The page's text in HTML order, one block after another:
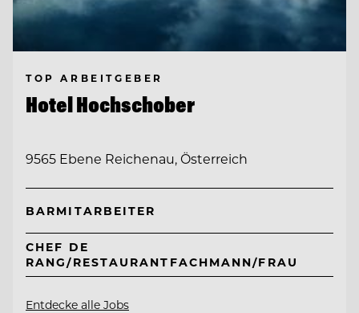
TOP ARBEITGEBER
Hotel Hochschober
9565 Ebene Reichenau, Österreich
BARMITARBEITER
CHEF DE
RANG/RESTAURANTFACHMANN/FRAU
Entdecke alle Jobs